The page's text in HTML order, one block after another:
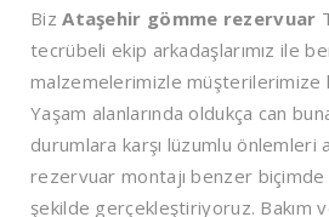
BizAtaşehir gömme rezervuar
tecrübeli ekip arkadaşlarımız ile
malzemelerimizle müşterilerimize
Yaşam alanlarında oldukça can
durumlara karşı lüzumlu önlemleri
rezervuar montajı benzer
şekilde gerçekleştiriyoruz. Bakım